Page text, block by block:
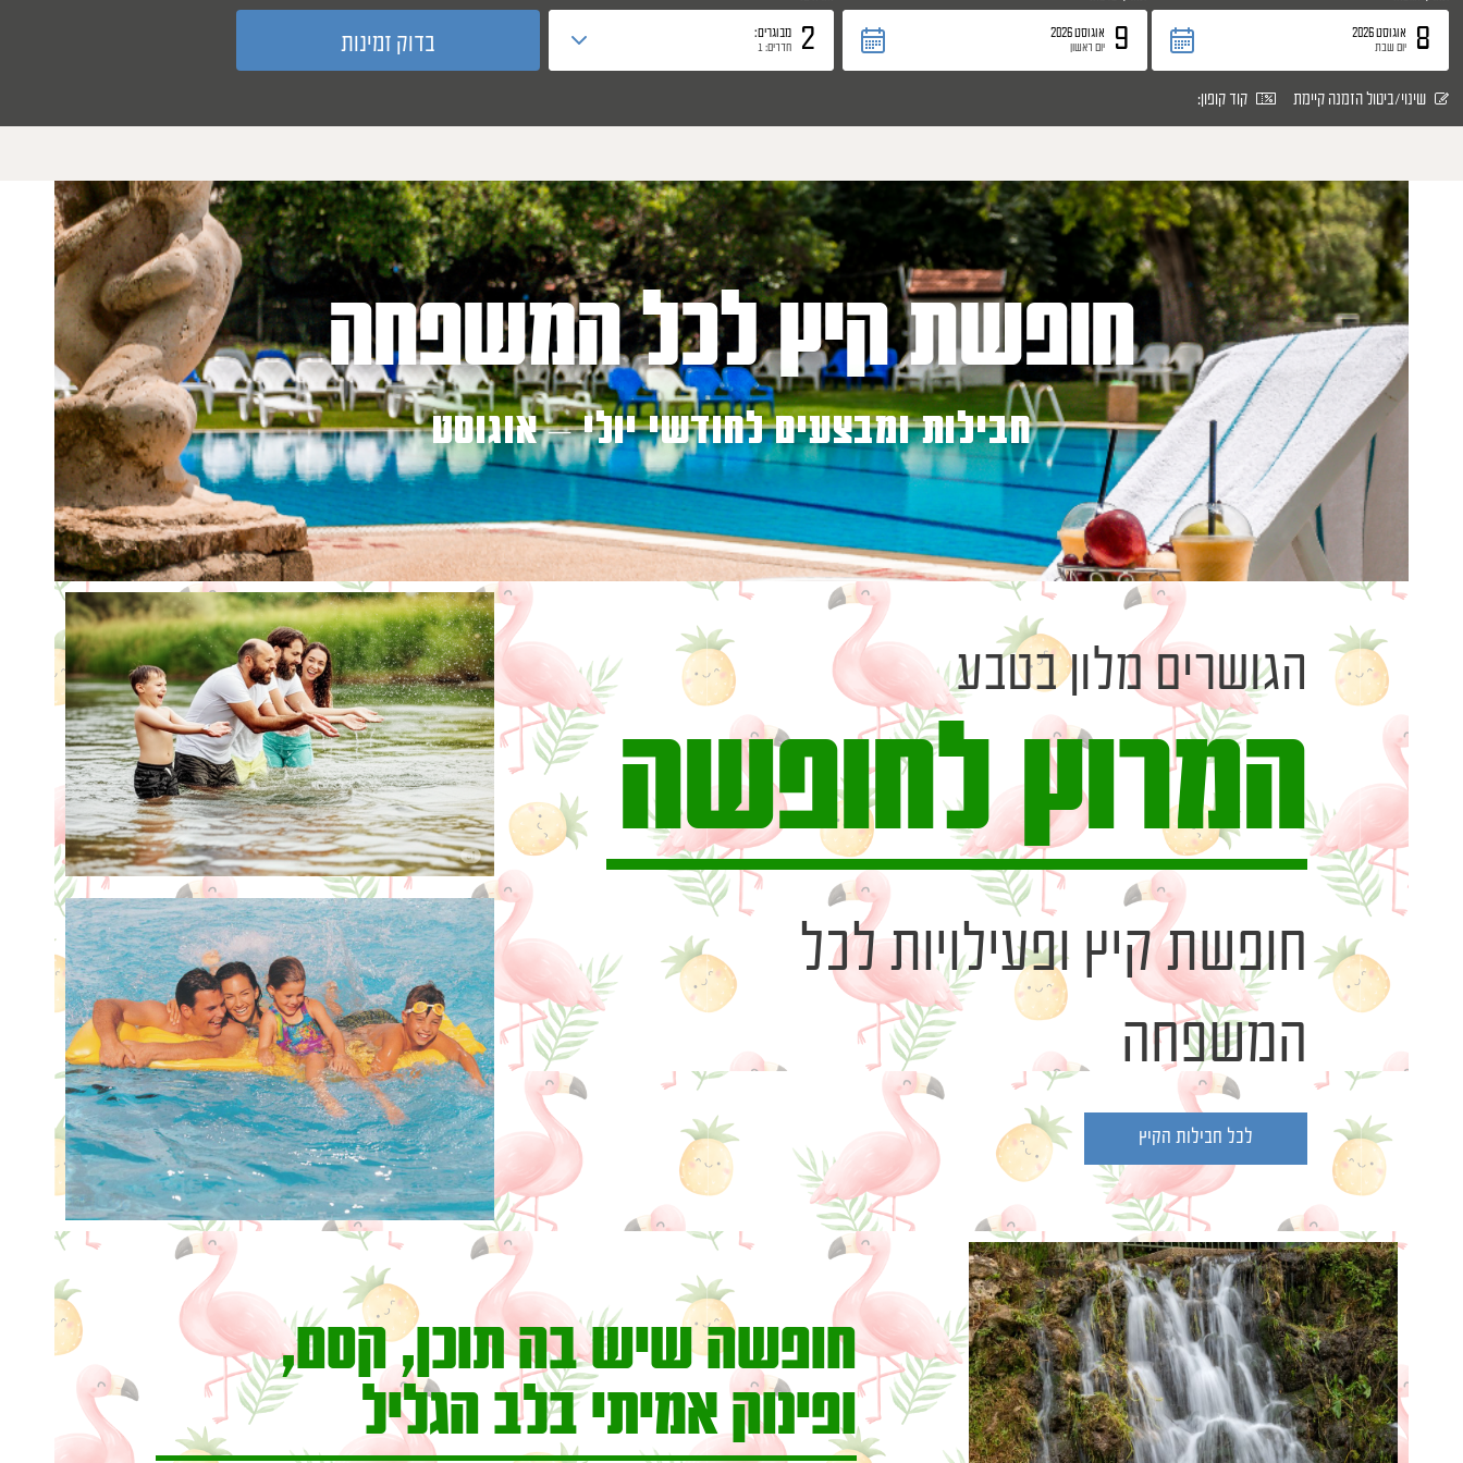
8 אוגוסט 2026
יום שבת 9 אוגוסט 2026
יום ראשון 2 מבוגרים:
חדרים: 1
קוד קופון: שינוי/ביטול הזמנה קיימת
חופשת קיץ לכל המשפחה
חבילות ומבצעים לחודשי יולי – אוגוסט
הגושרים מלון בטבע
המרוץ לחופשה
חופשת קיץ ופעילויות לכל
המשפחה
לכל חבילות הקיץ
חופשה שיש בה תוכן, קסם,
ופינוק אמיתי בלב הגליל